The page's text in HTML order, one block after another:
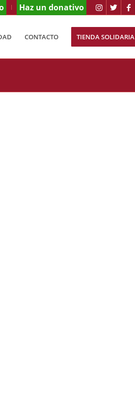
Haz un donativo
CONTACTO TIENDA SOLIDARIA